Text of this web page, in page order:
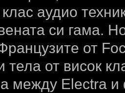
клас аудио
си гама.
от
тела от висок
между Electra